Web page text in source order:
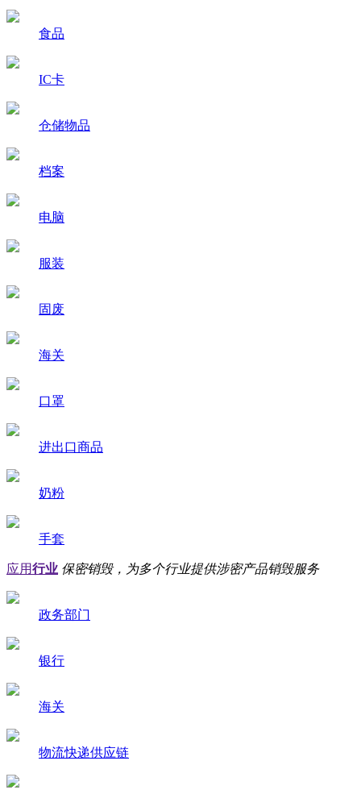
食品
IC卡
仓储物品
档案
电脑
服装
固废
海关
口罩
进出口商品
奶粉
手套
应用行业 保密销毁，为多个行业提供涉密产品销毁服务
政务部门
银行
海关
物流快递供应链